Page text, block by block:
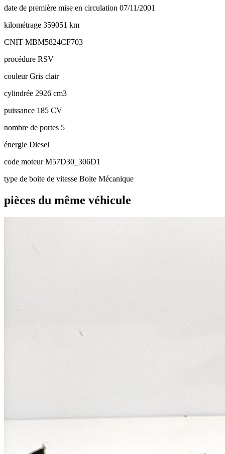
date de première mise en circulation 07/11/2001
kilométrage 359051 km
CNIT MBM5824CF703
procédure RSV
couleurGris clair
cylindrée 2926 cm3
puissance 185 CV
nombre de portes 5
énergie Diesel
code moteurM57D30_306D1
type de boite de vitesse Boite Mécanique
pièces du même véhicule